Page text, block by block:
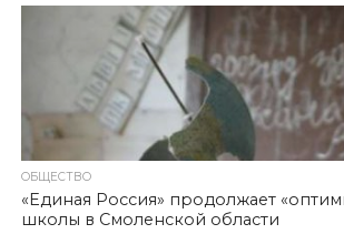
ОБЩЕСТВО
«Единая Россия» продолжает
школы в Смоленской области